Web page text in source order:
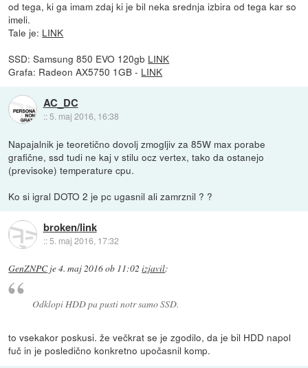
od tega, ki ga imam zdaj ki je bil neka srednja izbira od tega kar so
imeli.
Tale je: LINK
SSD: Samsung 850 EVO 120gb LINK
Grafa: Radeon AX5750 1GB - LINK
AC_DC
:: 5. maj 2016, 16:38
Napajalnik je teoretično dovolj zmogljiv za 85W max porabe
grafične, ssd tudi ne kaj v stilu ocz vertex, tako da ostanejo
(previsoke) temperature cpu.
Ko si igral DOTO 2 je pc ugasnil ali zamrznil ? ?
broken/link
::5. maj 2016, 17:32
GenZNPCje4. maj 2016 ob 11:02 izjavil:
Odklopi HDD pa pusti notr samo SSD.
to vsekakor poskusi. že večkrat se je zgodilo, da je bil HDD napol
fuč in je posledično konkretno upočasnil komp.